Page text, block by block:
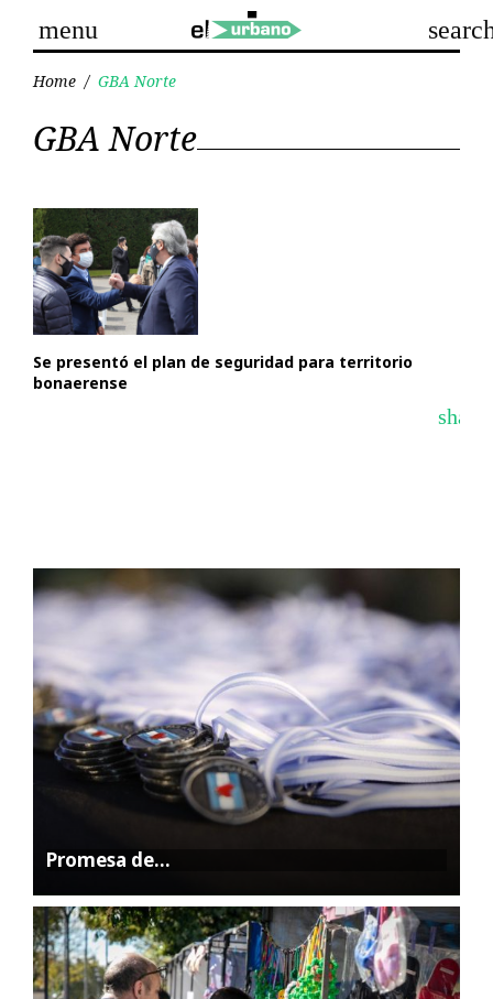
content
menu
Home / GBA Norte
GBA
Norte
GBA Norte
Se presentó el plan de seguridad para territorio
bonaerense
share
Promesa de…